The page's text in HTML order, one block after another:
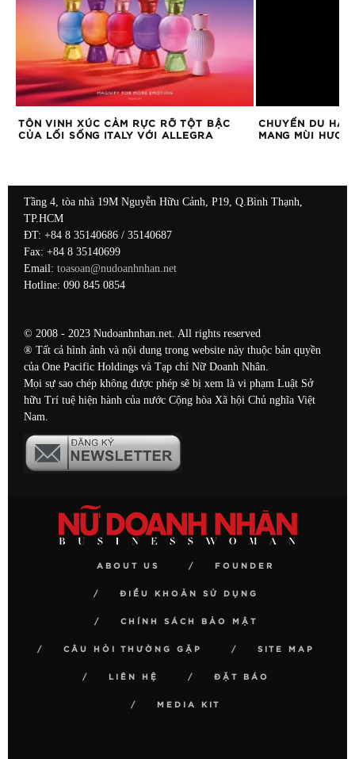
TÔN VINH XÚC CẢM RỰC RỠ TỘT BẬC
CỦA LỐI SỐNG ITALY VỚI ALLEGRA
CHUYẾN DU
MANG MÙI
Tầng 4, tòa nhà 19M Nguyễn Hữu Cảnh, P19, Q.Bình Thạnh,
TP.HCM
ĐT: +84 8 35140686 / 35140687
Fax: +84 8 35140699
Email: toasoan@nudoanhnhan.net
Hotline: 090 845 0854
© 2008 - 2023 Nudoanhnhan.net. All rights reserved
® Tất cả hình ảnh và nội dung trong website này thuộc bản quyền
của One Pacific Holdings và Tạp chí Nữ Doanh Nhân.
Mọi sự sao chép không được phép sẽ bị xem là vi phạm Luật Sở
hữu Trí tuệ hiện hành của nước Cộng hòa Xã hội Chủ nghĩa Việt
Nam.
ABOUT US FOUNDER
ĐIỀU KHOẢN SỬ DỤNG
CHÍNH SÁCH BẢO MẬT
CÂU HỎI THƯỜNG GẶP SITE MAP
LIÊN HỆ ĐẶT BÁO
MEDIA KIT